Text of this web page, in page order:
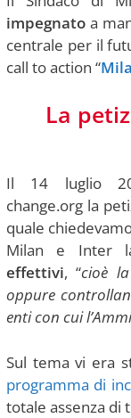
impegnato a
centrale per il
call to action “
La
Il 14 luglio
change.org la
quale
Milan e Inter
effettivi, “cioè
oppure
enti con cui
Sul tema vi era
programma di
totale assenza di